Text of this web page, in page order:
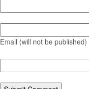
Email (will not be published)